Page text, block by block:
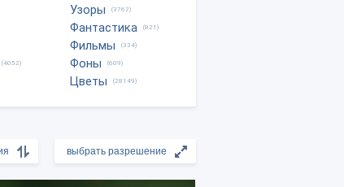
(4052)
Узоры (3762)
Фантастика (821)
Фильмы (334)
Фоны (609)
Цветы (28149)